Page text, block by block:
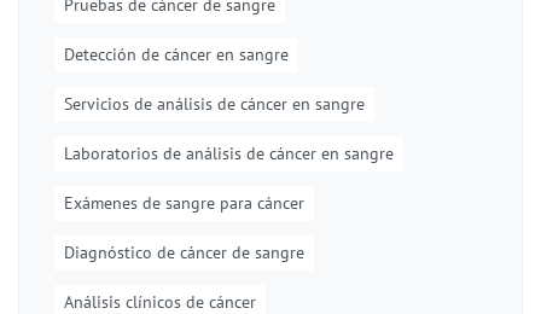
Pruebas de cáncer de sangre
Detección de cáncer en sangre
Servicios de análisis de cáncer en sangre
Laboratorios de análisis de cáncer en sangre
Exámenes de sangre para cáncer
Diagnóstico de cáncer de sangre
Análisis clínicos de cáncer